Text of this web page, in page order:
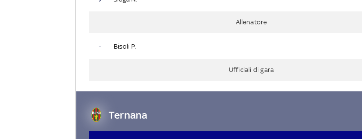
Allenatore
- Bisoli P.
Ufficiali di gara
Ternana